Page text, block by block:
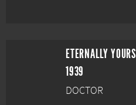
ETERNALLY YOURS
1939
DOCTOR